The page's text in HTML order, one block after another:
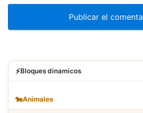
⚡Bloques dinamicos
🐄Animales